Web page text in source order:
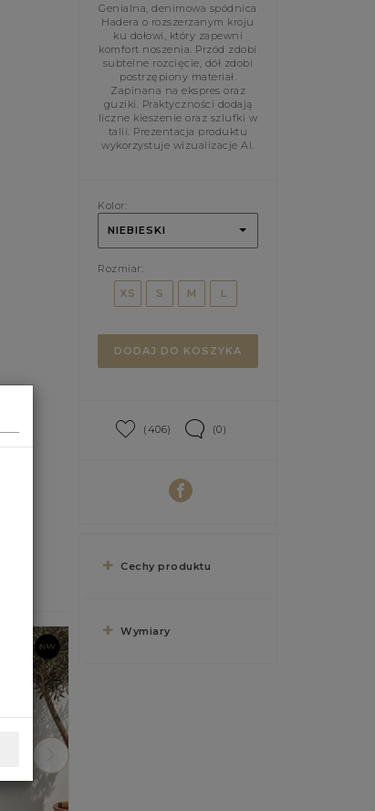
Genialna, denimowa spódnica
Hadera o rozszerzanym kroju
ku dołowi, który zapewni
komfort noszenia. Przód zdobi
subtelne rozcięcie, dół zdobi
postrzępiony materiał.
Zapinana na ekspres oraz
guziki. Praktyczności dodają
liczne kieszenie oraz szlufki w
talii. Prezentacja produktu
wykorzystuje wizualizacje AI.
Kolor:
NIEBIESKI
Rozmiar:
XS
S M L
DODAJ DO KOSZYKA
(406) (0)
Cechy produktu
Wymiary